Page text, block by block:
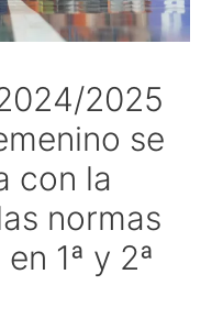
2025
se
con la
normas
1ª y 2ª